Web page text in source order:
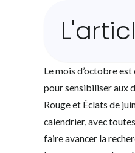
Le mois d’octobre
pour sensibiliser aux
Rouge et Éclats de
calendrier, avec
faire avancer la